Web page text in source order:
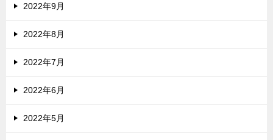
2022年9月
2022年8月
2022年7月
2022年6月
2022年5月